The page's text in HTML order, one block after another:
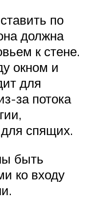
по
должна
к стене.
окном и
для
за потока
спящих.
быть
ко входу